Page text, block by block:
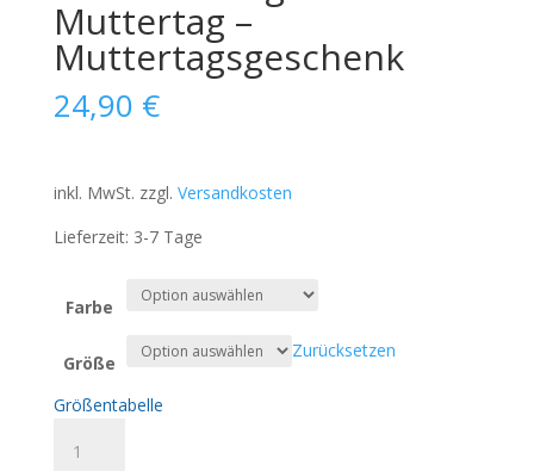
Muttertag –
Muttertagsgeschenk
24,90 €
inkl. MwSt. zzgl. Versandkosten
Lieferzeit: 3-7 Tage
Farbe
Größe
Zurücksetzen
Größentabelle
Bio-